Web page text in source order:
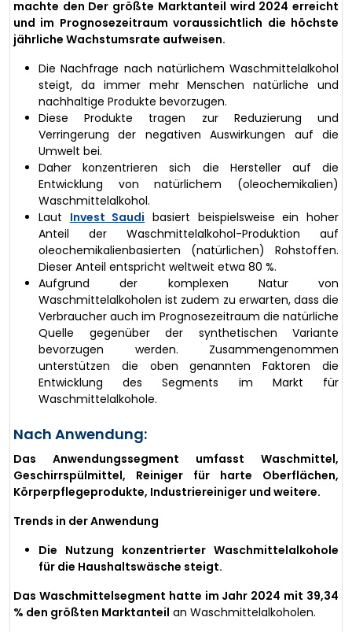
machte den Der größte Marktanteil wird 2024 erreicht
und im Prognosezeitraum voraussichtlich die höchste
jährliche Wachstumsrate aufweisen.
Die Nachfrage nach natürlichem Waschmittelalkohol
steigt, da immer mehr Menschen natürliche und
nachhaltige Produkte bevorzugen.
Diese Produkte tragen zur Reduzierung und
Verringerung der negativen Auswirkungen auf die
Umwelt bei.
Daher konzentrieren sich die Hersteller auf die
Entwicklung von natürlichem (oleochemikalien)
Waschmittelalkohol.
Laut Invest Saudi basiert beispielsweise ein hoher
Anteil der Waschmittelalkohol-Produktion auf
oleochemikalienbasierten (natürlichen) Rohstoffen.
Dieser Anteil entspricht weltweit etwa 80 %.
Aufgrund der komplexen Natur von
Waschmittelalkoholen ist zudem zu erwarten, dass die
Verbraucher auch im Prognosezeitraum die natürliche
Quelle gegenüber der synthetischen Variante
bevorzugen werden. Zusammengenommen
unterstützen die oben genannten Faktoren die
Entwicklung des Segments im Markt für
Waschmittelalkohole.
Nach Anwendung:
Das Anwendungssegment umfasst Waschmittel,
Geschirrspülmittel, Reiniger für harte Oberflächen,
Körperpflegeprodukte, Industriereiniger und weitere.
Trends in der Anwendung
Die Nutzung konzentrierter Waschmittelalkohole
für die Haushaltswäsche steigt.
Das Waschmittelsegment hatte im Jahr 2024 mit 39,34
% den größten Marktanteil an Waschmittelalkoholen.